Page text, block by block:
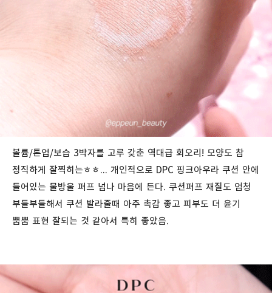
볼륨/톤업/보습 3박자를 고루 갖춘 역대급 회오리! 모양도 참
정직하게 잘찍히는ㅎㅎ... 개인적으로 DPC 핑크아우라 쿠션 안에
들어있는 물방울 퍼프 넘나 마음에 든다. 쿠션퍼프 재질도 엄청
부들부들해서 쿠션 발라줄때 아주 촉감 좋고 피부도 더 윤기
뿜뿜 표현 잘되는 것 같아서 특히 좋았음.